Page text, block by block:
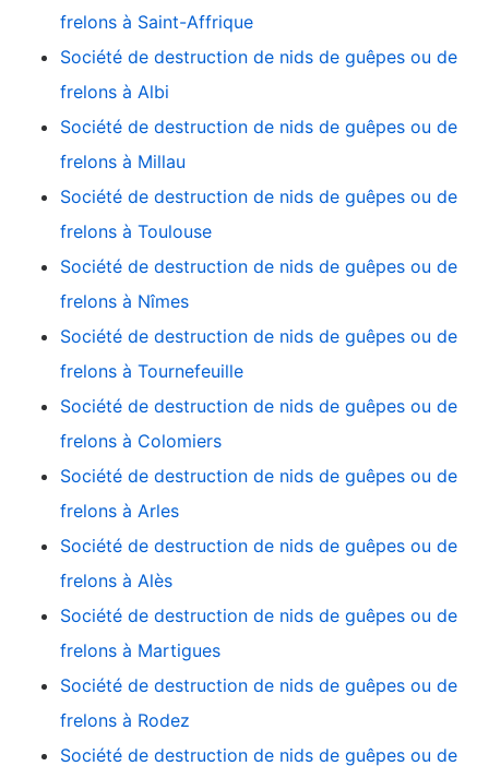
frelons à Saint-Affrique
Société de destruction de nids de guêpes ou de
frelons à Albi
Société de destruction de nids de guêpes ou de
frelons à Millau
Société de destruction de nids de guêpes ou de
frelons à Toulouse
Société de destruction de nids de guêpes ou de
frelons à Nîmes
Société de destruction de nids de guêpes ou de
frelons à Tournefeuille
Société de destruction de nids de guêpes ou de
frelons à Colomiers
Société de destruction de nids de guêpes ou de
frelons à Arles
Société de destruction de nids de guêpes ou de
frelons à Alès
Société de destruction de nids de guêpes ou de
frelons à Martigues
Société de destruction de nids de guêpes ou de
frelons à Rodez
Société de destruction de nids de guêpes ou de